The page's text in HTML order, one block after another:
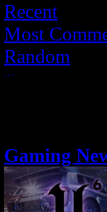
Recent
Most
Random
Gaming